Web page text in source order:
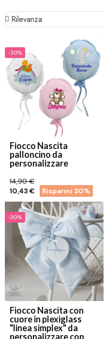
-30%
Fiocco Nascita
palloncino da
personalizzare
14,90 €
10,43 €
Risparmi 30%
-30%
Fiocco Nascita con
cuore in plexiglass
"linea simplex" da
personalizzare con